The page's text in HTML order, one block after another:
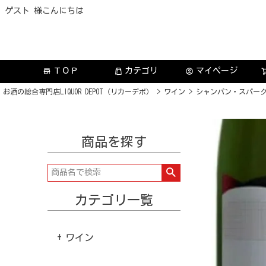
ゲスト 様こんにちは
store ＴＯＰ カテゴリ account_circle マイページ
お酒の総合専門店LIQUOR DEPOT（リカーデポ） ワイン シャンパン・スパー
商品を探す
カテゴリ一覧
ワイン